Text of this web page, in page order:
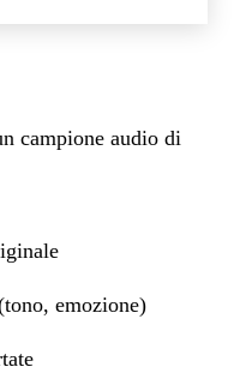
campione audio di
emozione)